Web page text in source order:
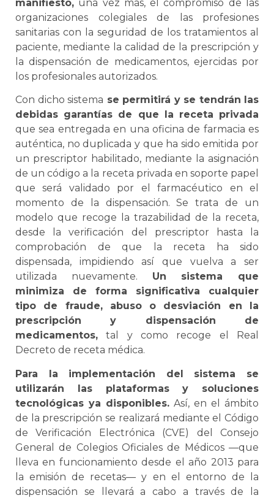
manifiesto, una vez más, el compromiso de las
organizaciones colegiales de las profesiones
sanitarias con la seguridad de los tratamientos al
paciente, mediante la calidad de la prescripción y
la dispensación de medicamentos, ejercidas por
los profesionales autorizados.
Con dicho sistema se permitirá y se tendrán las
debidas garantías de que la receta privada
que sea entregada en una oficina de farmacia es
auténtica, no duplicada y que ha sido emitida por
un prescriptor habilitado, mediante la asignación
de un código a la receta privada en soporte papel
que será validado por el farmacéutico en el
momento de la dispensación. Se trata de un
modelo que recoge la trazabilidad de la receta,
desde la verificación del prescriptor hasta la
comprobación de que la receta ha sido
dispensada, impidiendo así que vuelva a ser
utilizada nuevamente. Un sistema que
minimiza de forma significativa cualquier
tipo de fraude, abuso o desviación en la
prescripción y dispensación de
medicamentos, tal y como recoge el Real
Decreto de receta médica.
Para la implementación del sistema se
utilizarán las plataformas y soluciones
tecnológicas ya disponibles. Así, en el ámbito
de la prescripción se realizará mediante el Código
de Verificación Electrónica (CVE) del Consejo
General de Colegios Oficiales de Médicos —que
lleva en funcionamiento desde el año 2013 para
la emisión de recetas— y en el entorno de la
dispensación se llevará a cabo a través de la